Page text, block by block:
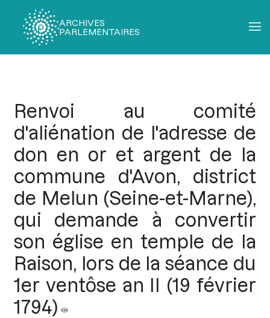
ARCHIVES
PARLEMENTAIRES
Renvoi au comité
d'aliénation de l'adresse de
don en or et argent de la
commune d'Avon, district
de Melun (Seine-et-Marne),
qui demande à convertir
son église en temple de la
Raison, lors de la séance du
1er ventôse an II (19 février
1794)